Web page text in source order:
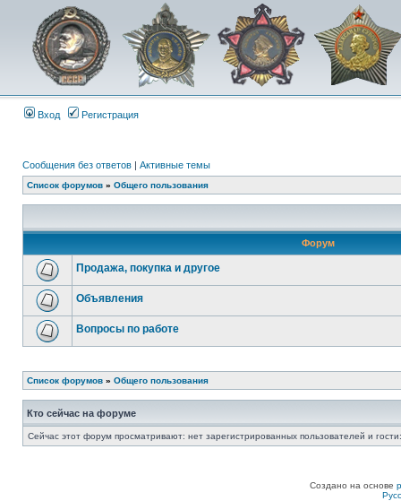
Вход Регистрация
Сообщения без ответов | Активные темы
Список форумов » Общего пользования
Форум
Продажа, покупка и другое
Объявления
Вопросы по работе
Список форумов » Общего пользования
Кто сейчас на форуме
Сейчас этот форум просматривают: нет зарегистрированных пользователей и
Создано на основе